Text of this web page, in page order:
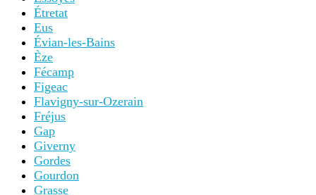
Étretat
Eus
Évian-les-Bains
Èze
Fécamp
Figeac
Flavigny-sur-Ozerain
Fréjus
Gap
Giverny
Gordes
Gourdon
Grasse